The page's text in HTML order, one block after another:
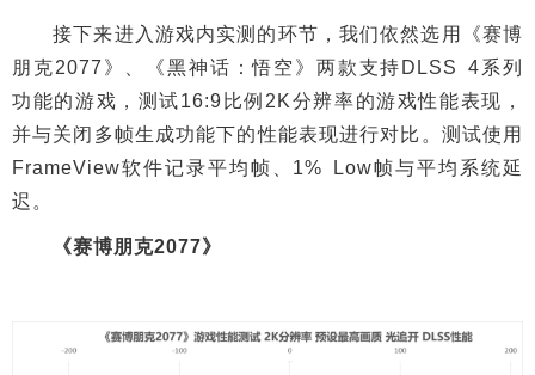
接下来进入游戏内实测的环节，我们依然选用《赛博
朋克2077》、《黑神话：悟空》两款支持DLSS 4系列
功能的游戏，测试16:9比例2K分辨率的游戏性能表现，
并与关闭多帧生成功能下的性能表现进行对比。测试使用
FrameView软件记录平均帧、1% Low帧与平均系统延
迟。
《赛博朋克2077》